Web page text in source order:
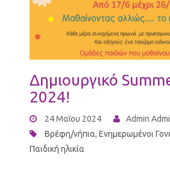
Δημιουργικό
2024!
24 Μαΐου 2024
Admin
Βρέφη/νήπια, Ενημερωμένοι
Παιδική ηλικία